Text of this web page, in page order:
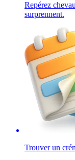
Repérez
surprennent.
Trouver un